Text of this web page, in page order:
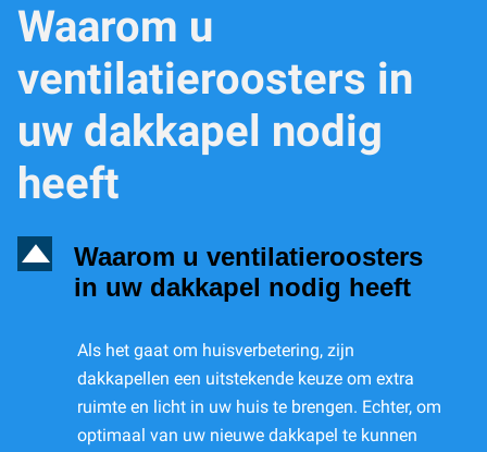
Waarom u
ventilatieroosters in
uw dakkapel nodig
heeft
D
Waarom u ventilatieroosters
in uw dakkapel nodig heeft
Als het gaat om huisverbetering, zijn
dakkapellen een uitstekende keuze om extra
ruimte en licht in uw huis te brengen. Echter, om
optimaal van uw nieuwe dakkapel te kunnen